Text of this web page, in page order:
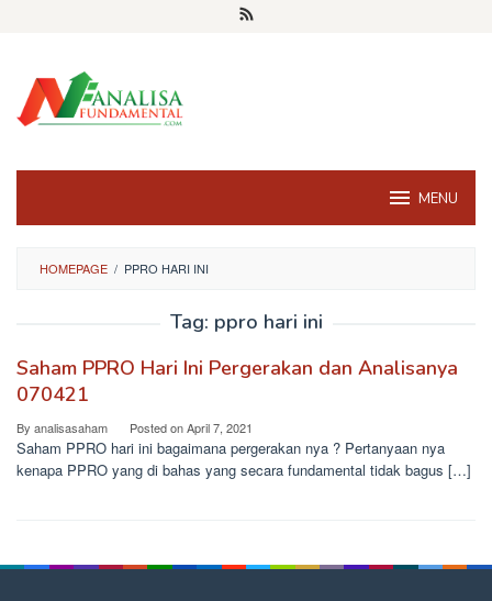
MENU
HOMEPAGE / PPRO HARI INI
Tag: ppro hari ini
Saham PPRO Hari Ini Pergerakan dan Analisanya
070421
By analisasaham Posted onApril 7, 2021
Saham PPRO hari ini bagaimana pergerakan nya ? Pertanyaan nya
kenapa PPRO yang di bahas yang secara fundamental tidak bagus […]